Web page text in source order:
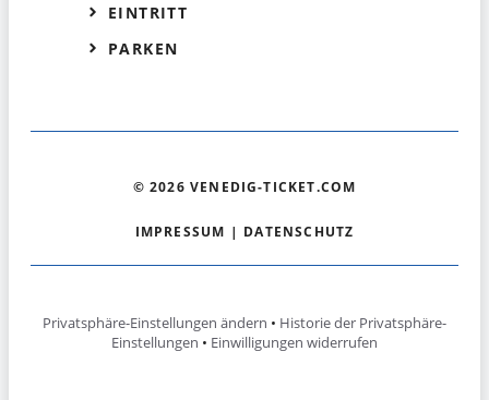
EINTRITT
PARKEN
© 2026 VENEDIG-TICKET.COM
IMPRESSUM | DATENSCHUTZ
Privatsphäre-Einstellungen ändern • Historie der Privatsphäre-
Einstellungen • Einwilligungen widerrufen